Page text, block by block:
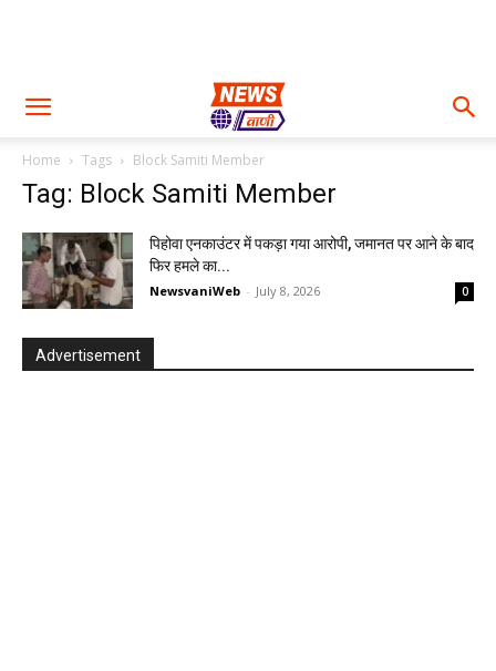
Home Tags Block Samiti Member
Tag: Block Samiti Member
पिहोवा एनकाउंटर में पकड़ा गया आरोपी, जमानत पर आने के बाद
फिर हमले का...
NewsvaniWeb - July 8, 2026 0
Advertisement